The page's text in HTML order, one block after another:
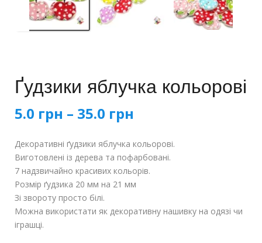
Ґудзики яблучка кольорові
5.0 грн – 35.0 грн
від
5.0 грн
до
Декоративні ґудзики яблучка кольорові.
Виготовлені із дерева та пофарбовані.
7 надзвичайно красивих кольорів.
Розмір ґудзика 20 мм на 21 мм
Зі звороту просто білі.
Можна використати як декоративну нашивку на одязі чи
іграшці.